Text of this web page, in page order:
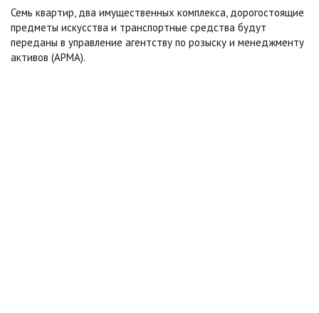
Семь квартир, два имущественных комплекса, дорогостоящие
предметы искусства и транспортные средства будут
переданы в управление агентству по розыску и менеджменту
активов (АРМА).